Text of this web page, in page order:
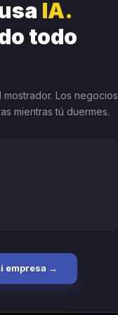
IA.
todo
Los negocios
mientras tú duermes.
empresa →